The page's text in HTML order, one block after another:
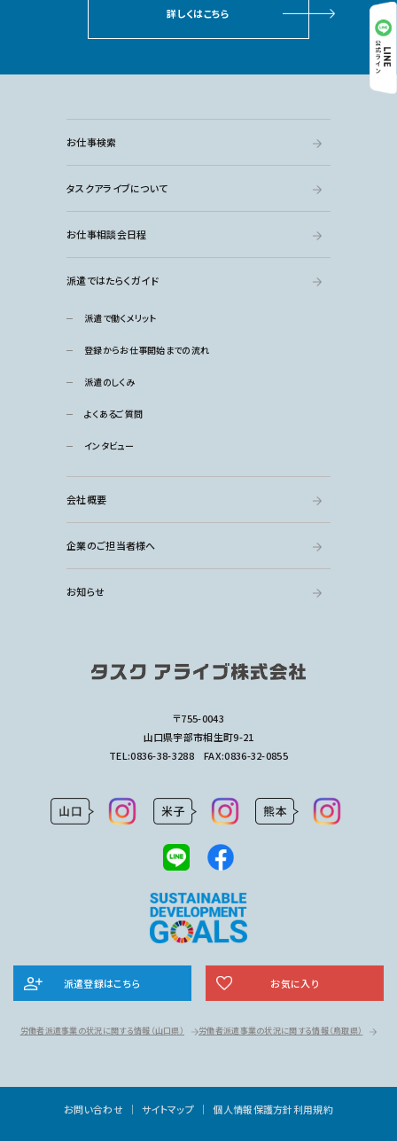
詳しくはこちら
お仕事検索
タスクアライブについて
お仕事相談会日程
派遣ではたらくガイド
派遣で働くメリット
登録からお仕事開始までの流れ
派遣のしくみ
よくあるご質問
インタビュー
会社概要
企業のご担当者様へ
お知らせ
〒755-0043
山口県宇部市相生町9-21
TEL:0836-38-3288FAX:0836-32-0855
派遣登録はこちら お気に入り
労働者派遣事業の状況に関する情報 （山口県） 労働者派遣事業の状況に関する情報（鳥取県）
お問い合わせ サイトマップ 個人情報保護方針利用規約